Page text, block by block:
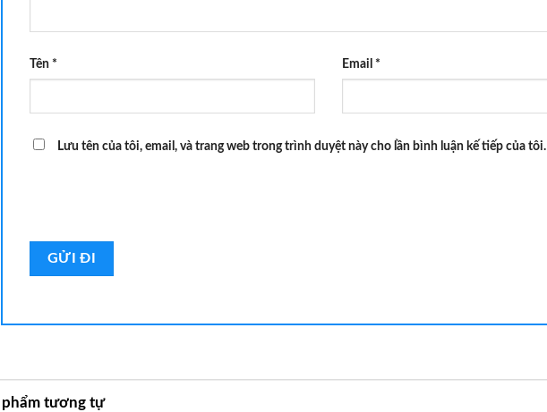
Tên * Email *
Lưu tên của tôi, email, và trang web trong trình duyệt này cho lần bình luận kế tiếp của tôi.
phẩm tương tự